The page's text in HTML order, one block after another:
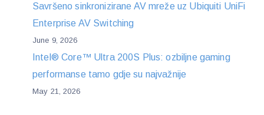
Savršeno sinkronizirane AV mreže uz Ubiquiti UniFi
Enterprise AV Switching
June 9, 2026
Intel® Core™ Ultra 200S Plus: ozbiljne gaming
performanse tamo gdje su najvažnije
May 21, 2026